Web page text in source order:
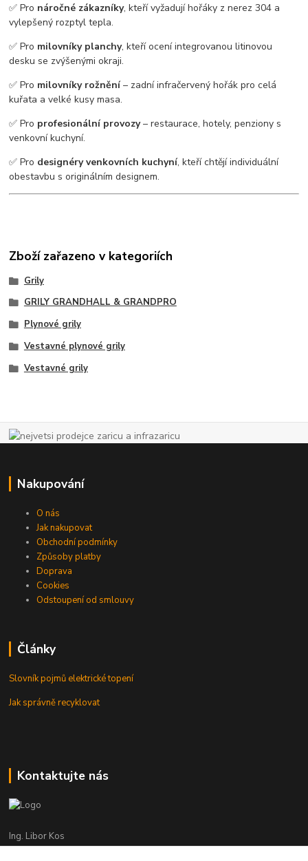
✅ Pro náročné zákazníky, kteří vyžadují hořáky z nerez 304 a
vylepšený rozptyl tepla.
✅ Pro milovníky planchy, kteří ocení integrovanou litinovou
desku se zvýšenými okraji.
✅ Pro milovníky rožnění– zadní infračervený hořák pro celá
kuřata a velké kusy masa.
✅ Pro profesionální provozy– restaurace, hotely, penziony s
venkovní kuchyní.
✅ Pro designéry venkovních kuchyní, kteří chtějí individuální
obestavbu s originálním designem.
Zboží zařazeno v kategoriích
Grily
GRILY GRANDHALL & GRANDPRO
Plynové grily
Vestavné plynové grily
Vestavné grily
Nakupování
O nás
Jak nakupovat
Obchodní podmínky
Způsoby platby
Doprava
Cookies
Odstoupení od smlouvy
Články
Slovník pojmů elektrické topení
Jak správně recyklovat
Kontaktujte nás
Ing. Libor Kos
+420 601 555 225